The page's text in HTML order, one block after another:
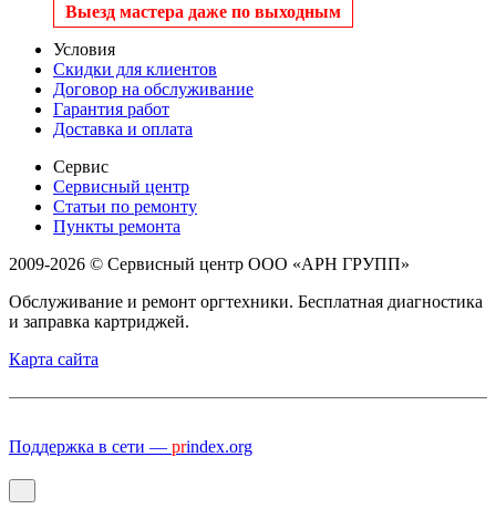
Выезд мастера даже по выходным
Условия
Скидки для клиентов
Договор на обслуживание
Гарантия работ
Доставка и оплата
Сервис
Сервисный центр
Статьи по ремонту
Пункты ремонта
2009-2026 © Сервисный центр ООО «АРН ГРУПП»
Обслуживание и ремонт оргтехники. Бесплатная диагностика
и заправка картриджей.
Карта сайта
Поддержка в сети — prindex.org